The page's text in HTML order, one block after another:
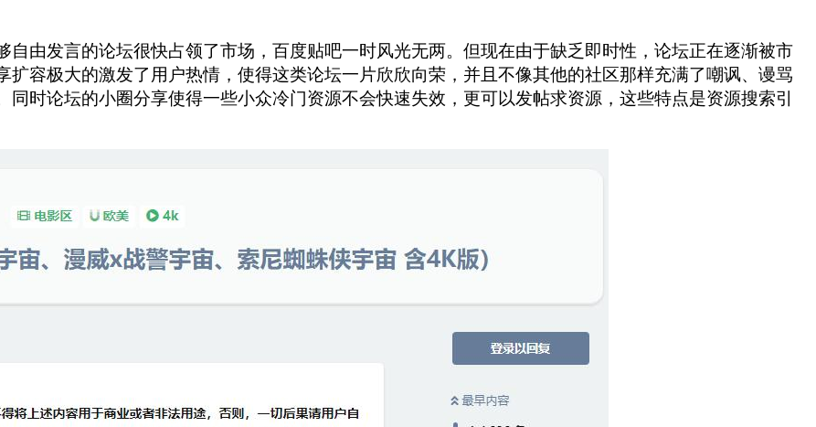
由发言的论坛很快占领了市场，百度贴吧一时风光无两。但现在由于缺乏即时性，论坛正在逐渐被市
容极大的激发了用户热情，使得这类论坛一片欣欣向荣，并且不像其他的社区那样充满了嘲讽、谩骂
时论坛的小圈分享使得一些小众冷门资源不会快速失效，更可以发帖求资源，这些特点是资源搜索引